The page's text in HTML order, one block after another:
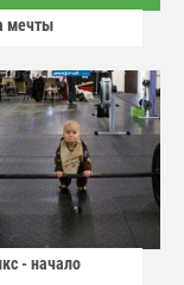
мечты
- начало